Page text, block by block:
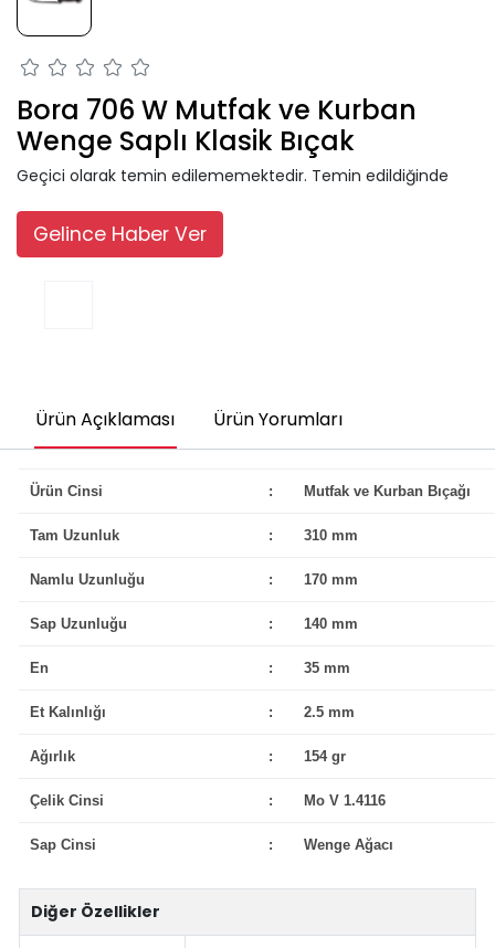
Bora 706 W Mutfak ve Kurban
Wenge Saplı Klasik Bıçak
Geçici olarak temin edilememektedir. Temin edildiğinde
Gelince Haber Ver
Ürün Açıklaması Ürün Yorumları
Ürün Cinsi : Mutfak ve Kurban Bıçağı
Tam Uzunluk : 310 mm
Namlu Uzunluğu : 170 mm
Sap Uzunluğu : 140 mm
En : 35 mm
Et Kalınlığı : 2.5 mm
Ağırlık : 154 gr
Çelik Cinsi : Mo V 1.4116
Sap Cinsi : Wenge Ağacı
Diğer Özellikler